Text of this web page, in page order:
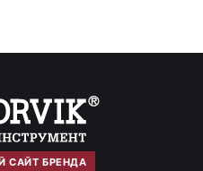
САЙТ БРЕНДА